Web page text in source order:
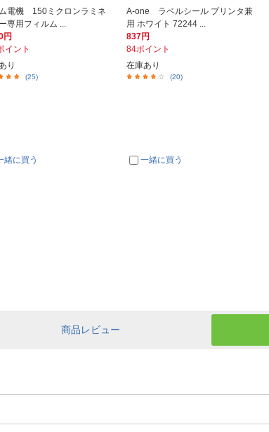
電機 150ミクロンラミネ
専用フィルム ...
円
イント
り
(25)
緒に買う
A-one ラベルシール プリンタ兼
用 ホワイト 72244 ...
837円
84ポイント
在庫あり
(20)
一緒に買う
商品レビュー